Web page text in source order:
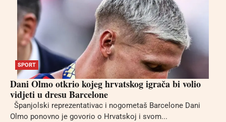
SPORT
Dani Olmo otkrio kojeg hrvatskog igrača bi volio
vidjeti u dresu Barcelone
Španjolski reprezentativac i nogometaš Barcelone Dani
Olmo ponovno je govorio o Hrvatskoj i svom...